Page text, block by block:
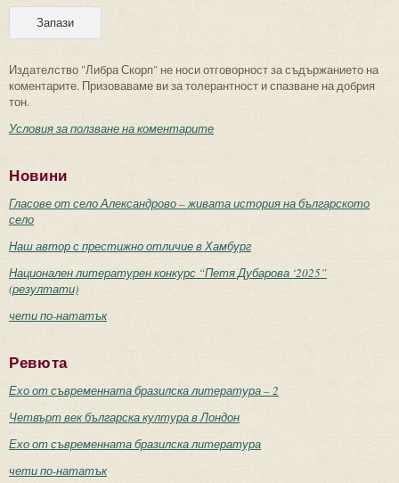
Издателство "Либра Скорп" не носи отговорност за съдържанието на
коментарите. Призоваваме ви за толерантност и спазване на добрия
тон.
Условия за ползване на коментарите
Новини
Гласове от село Александрово – живата история на българското
село
Наш автор с престижно отличие в Хамбург
Национален литературен конкурс “Петя Дубарова ‘2025”
(резултати)
чети по-нататък
Ревюта
Ехо от съвременната бразилска литература – 2
Четвърт век българска култура в Лондон
Ехо от съвременната бразилска литература
чети по-нататък